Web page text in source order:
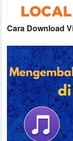
Cara Download